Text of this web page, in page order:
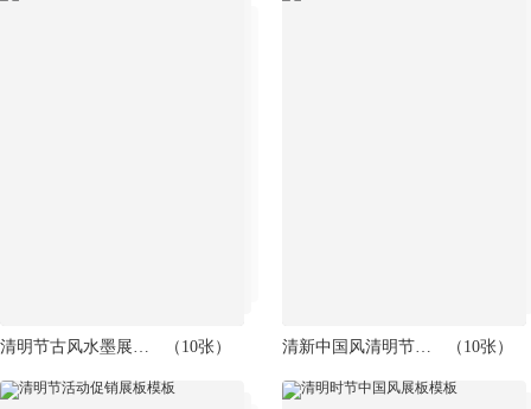
清明节古风水墨展板模板 （10张） 清新中国风清明节海报模板 （10张）